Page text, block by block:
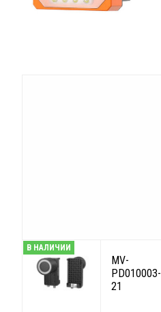
В НАЛИЧИИ
MV-
PD010003-
21